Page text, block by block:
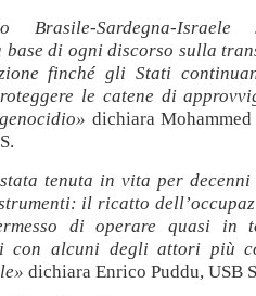
Brasile-Sardegna-Israele
base di ogni discorso sulla
finché gli Stati
le catene di
dichiara
stata tenuta in vita per
il ricatto
di operare quasi in
con alcuni degli attori più
dichiara Enrico Puddu, USB